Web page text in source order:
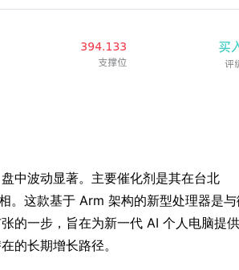
中波动显著。主要催化剂是其在台北
。这款基于 Arm 架构的新型处理器是
的一步，旨在为新一代 AI 个人电脑提
的长期增长路径。